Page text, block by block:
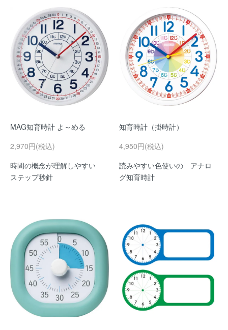
MAG知育時計 よ～める
2,970円(税込)
時間の概念が理解しやすい
ステップ秒針
知育時計（掛時計）
4,950円(税込)
読みやすい色使いの アナロ
グ知育時計